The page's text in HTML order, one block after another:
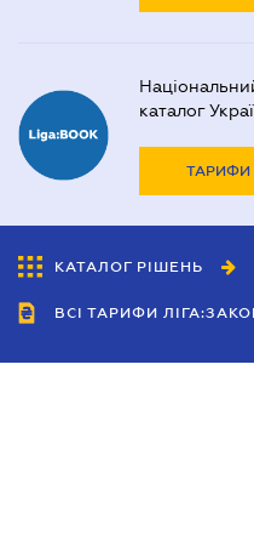
каталог
ТАРИФИ
КАТАЛОГ РІШЕНЬ
ВСІ ТАРИФИ